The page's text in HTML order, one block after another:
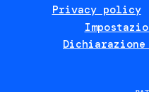
Privacy policy